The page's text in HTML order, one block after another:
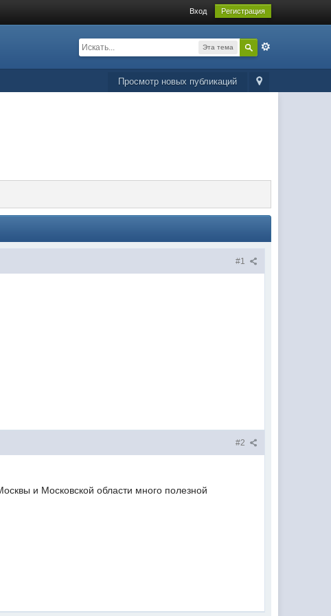
Вход Регистрация
Эта тема
Просмотр новых публикаций
#1
#2
и Московской области много полезной